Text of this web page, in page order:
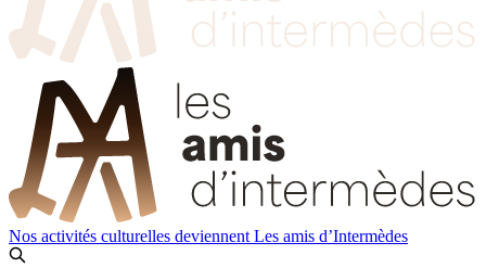
Nos activités culturelles deviennent Les amis d’Intermèdes